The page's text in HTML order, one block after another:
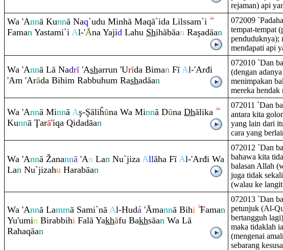
rejaman) api
Wa 'Annā Kunnā Naq`udu Minhā Maqā`ida Lilssam`i
Faman Yastami`i Al-'Āna Yajid Lahu Shihābāan Raşadāan
072009
tempat-tempat
penduduknya);
mendapati api
Wa 'Annā Lā Nadrī'Asharrun 'Urīda Biman FīAl-'Arđi
'Am 'Arāda Bihim Rabbuhum Rashadāan
072010 `Dan
(dengan
menimpakan
mereka hendak
Wa 'Annā Minnā Aş-Şāliĥūna Wa Minnā Dūna Dhālika
Kunnā Ţarā'iqa Qidadāan
072011 `Dan
antara kita
yang lain dari
cara yang
Wa 'Annā Žanannā 'An Lan Nu`jiza Allāha FīAl-'Arđi Wa
Lan Nu`jizahu Harabāan
072012 `Dan
bahawa kita
balasan Allah
juga tidak
(walau ke
Wa 'Annā Lammā Sami`nā Al-Hudá 'Āmannā Bihi Faman
Yu'umin Birabbihi Falā Yakhāfu Bakhsāan Wa Lā
Rahaqāan
072013 `Dan
petunjuk (Al-
bertangguh
maka tidaklah
(mengenai
sebarang